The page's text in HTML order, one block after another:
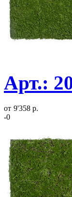
Арт.:
от 9'358 р.
-0